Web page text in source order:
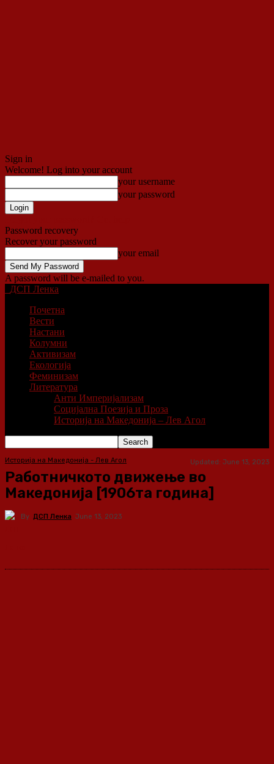
Sign in
Welcome! Log into your account
your username
your password
Password recovery
Recover your password
your email
A password will be e-mailed to you.
ДСП Ленка
Почетна
Вести
Настани
Колумни
Активизам
Екологија
Феминизам
Литература
Анти Империјализам
Социјална Поезија и Проза
Историја на Македонија – Лев Агол
Историја на Македонија - Лев Агол Updated: June 13, 2023
Работничкото движење во
Македонија [1906та година]
By ДСП Ленка June 13, 2023